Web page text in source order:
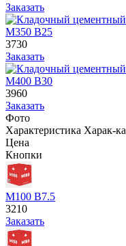
Заказать
М350 В25
3730
Заказать
М400 В30
3960
Заказать
Фото
Характеристика Харак-ка
Цена
Кнопки
М100 В7.5
3210
Заказать